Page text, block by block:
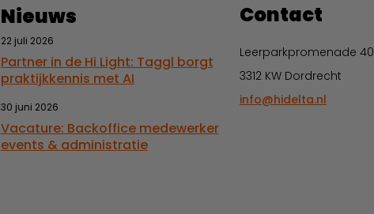
Nieuws
22 juli 2026
Partner in de Hi Light: Taggl borgt
praktijkkennis met AI
30 juni 2026
Vacature: Backoffice medewerker
events & administratie
Contact
Leerparkpromenade 40
3312 KW Dordrecht
info@hidelta.nl